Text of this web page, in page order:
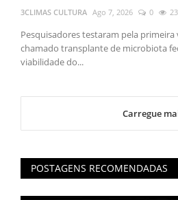
3CLIMAS CULTURA Ago 7, 2026 0 23
Pesquisadores testaram pela primeira
chamado transplante de microbiota
viabilidade do...
Carregue
POSTAGENS RECOMENDADAS